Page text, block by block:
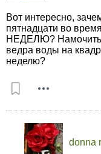
Вот интересно,
пятнадцати во
НЕДЕЛЮ? Намочить
ведра воды на
неделю?
donna